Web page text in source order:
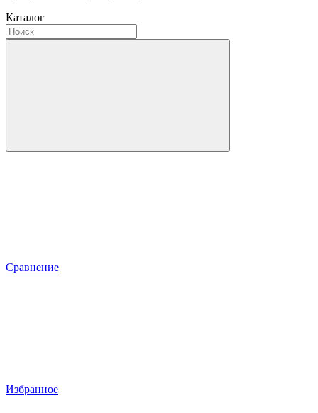
Каталог
Сравнение
Избранное